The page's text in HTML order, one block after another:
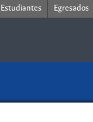
Estudiantes Egresados